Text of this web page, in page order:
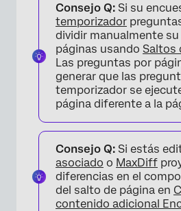
Consejo Q: Si su
temporizador
dividir manualmente
páginas usando Saltos
Las preguntas por
generar que las
temporizador se
página diferente a la
Consejo Q: Si estás
asociado o MaxDiff
diferencias en el
del salto de página en
contenido adicional